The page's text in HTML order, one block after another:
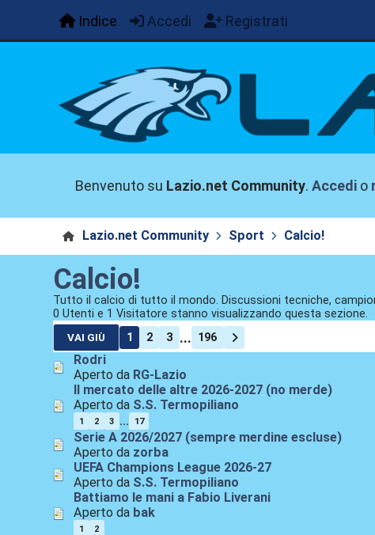
Indice Accedi Registrati
Benvenuto su Lazio.net Community.Accedi o
Lazio.net Community Sport Calcio!
Calcio!
Tutto il calcio di tutto il mondo. Discussioni tecniche,
0 Utenti e 1 Visitatore stanno visualizzando questa sezione.
VAI GIÙ 1 2 3 ... 196
Rodri
Aperto da RG-Lazio
Il mercato delle altre 2026-2027 (no merde)
Aperto da S.S. Termopiliano
1 2 3 ... 17
Serie A 2026/2027 (sempre merdine escluse)
Aperto da zorba
UEFA Champions League 2026-27
Aperto da S.S. Termopiliano
Battiamo le mani a Fabio Liverani
Aperto da bak
1 2